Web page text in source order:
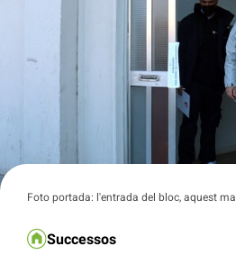
Foto portada: l'entrada del bloc, aquest
Successos